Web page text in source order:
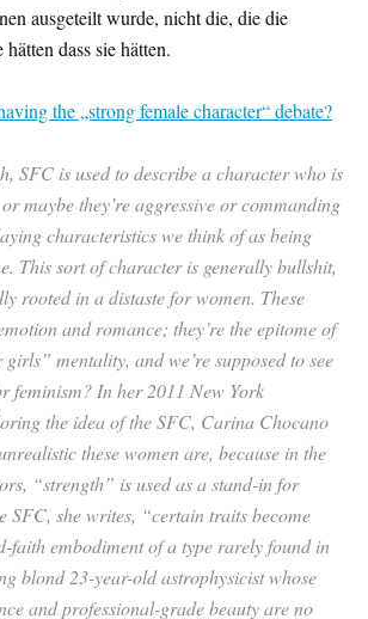
ausgeteilt wurde, nicht die, die die
dass sie hätten.
the „strong female character“ debate?
SFC is used to describe a character who is
maybe they’re aggressive or commanding
characteristics we think of as being
This sort of character is generally bullshit,
rooted in a distaste for women. These
and romance; they’re the epitome of
mentality, and we’re supposed to see
feminism? In her 2011 New York
the idea of the SFC, Carina Chocano
these women are, because in the
“strength” is used as a stand-in for
SFC, she writes, “certain traits become
faith embodiment of a type rarely found in
blond 23-year-old astrophysicist whose
and professional-grade beauty are no